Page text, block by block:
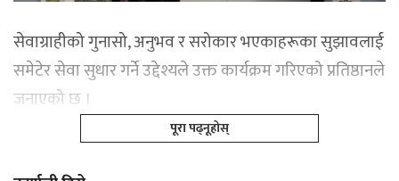
सेवाग्राहीको गुनासो, अनुभव र सरोकार भएकाहरूका सुझावलाई
समेटेर सेवा सुधार गर्ने उद्देश्यले उक्त कार्यक्रम गरिएको प्रतिष्ठानले
जनाएको छ ।
पूरा पढ्नूहोस्